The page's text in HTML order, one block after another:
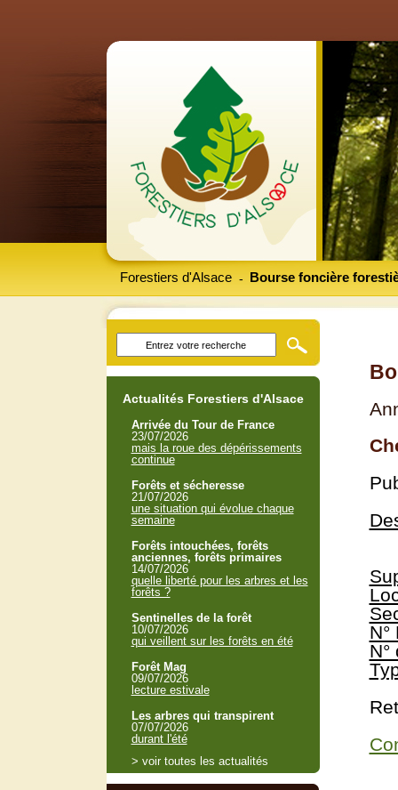
Forestiers d'Alsace Bourse foncière
-
N°
N°
Actualités Forestiers d'Alsace
Arrivée du Tour de France
23/07/2026
mais la roue des dépérissements
continue
Forêts et sécheresse
21/07/2026
une situation qui évolue chaque
semaine
Forêts intouchées, forêts
anciennes, forêts primaires
14/07/2026
quelle liberté pour les arbres et les
forêts ?
Sentinelles de la forêt
10/07/2026
qui veillent sur les forêts en été
Forêt Mag
09/07/2026
lecture estivale
Les arbres qui transpirent
07/07/2026
durant l'été
> voir toutes les actualités